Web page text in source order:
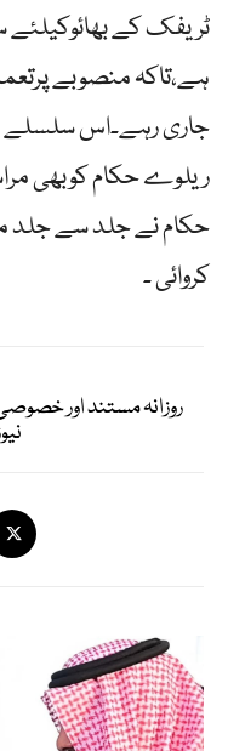
ٹریفک کے بھائوکیلئے
ہے،تاکہ منصوبے
جاری رہے۔اس سلسلے
ریلوے حکام کوبھی
حکام نے جلد سے جلد
کروائی ۔
روزانہ مستند اور